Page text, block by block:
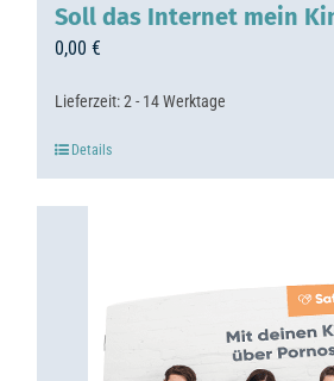
Soll das Internet mein
0,00 €
Lieferzeit:2 - 14 Werktage
Details